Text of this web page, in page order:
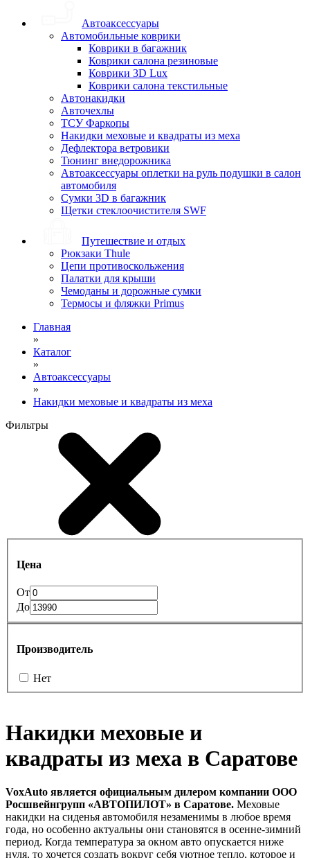
Автоаксессуары
Автомобильные коврики
Коврики в багажник
Коврики салона резиновые
Коврики 3D Lux
Коврики салона текстильные
Автонакидки
Авточехлы
ТСУ Фаркопы
Накидки меховые и квадраты из меха
Дефлектора ветровики
Тюнинг внедорожника
Автоаксессуары оплетки на руль подушки в салон
автомобиля
Сумки 3D в багажник
Щетки стеклоочистителя SWF
Путешествие и отдых
Рюкзаки Thule
Цепи противоскольжения
Палатки для крыши
Чемоданы и дорожные сумки
Термосы и фляжки Primus
Главная
»
Каталог
»
Автоаксессуары
»
Накидки меховые и квадраты из меха
Фильтры
Цена
От
До
Производитель
Нет
Накидки меховые и
квадраты из меха в Саратове
VoxAuto является официальным дилером компании ООО
Росшвейнгрупп «АВТОПИЛОТ» в Саратове. Меховые
накидки на сиденья автомобиля незаменимы в любое время
года, но особенно актуальны они становятся в осенне-зимний
период. Когда температура за окном авто опускается ниже
нуля, то хочется создать вокруг себя уютное тепло, которое и